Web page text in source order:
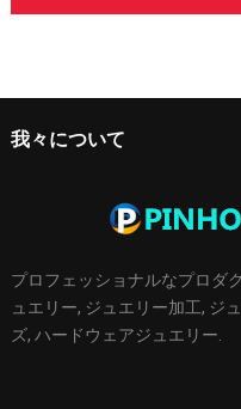
我々について
プロフェッショナルなプロダ
ュエリー, ジュエリー加工, ジ
ズ, ハードウェアジュエリー.